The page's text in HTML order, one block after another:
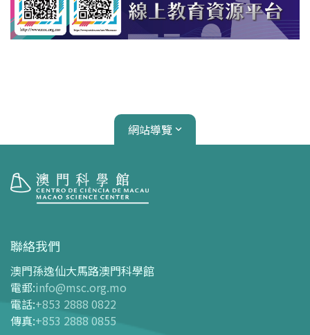
網站導覽
開放時間
交通指南
購票指南
- 網上購票
- 門票及優惠表
聯絡我們
澳門孫逸仙大馬路澳門科學館
電郵:info@msc.org.mo
電話:+853 2888 0822
傳真:+853 2888 0855